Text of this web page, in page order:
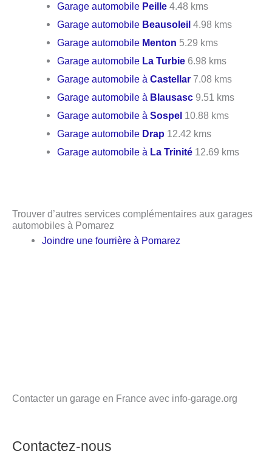
Garage automobile Peille 4.48 kms
Garage automobile Beausoleil 4.98 kms
Garage automobile Menton 5.29 kms
Garage automobile La Turbie 6.98 kms
Garage automobile àCastellar 7.08 kms
Garage automobile à Blausasc 9.51 kms
Garage automobile àSospel 10.88 kms
Garage automobile Drap 12.42 kms
Garage automobile à La Trinité 12.69 kms
Trouver d’autres services complémentaires aux garages
automobiles à Pomarez
Joindre une fourrière à Pomarez
Contacter un garage en France avec info-garage.org
Contactez-nous